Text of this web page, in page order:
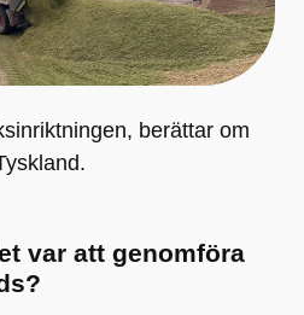
berättar om
var att genomföra